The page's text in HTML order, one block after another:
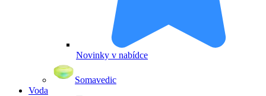
Novinky v nabídce
Somavedic
Voda